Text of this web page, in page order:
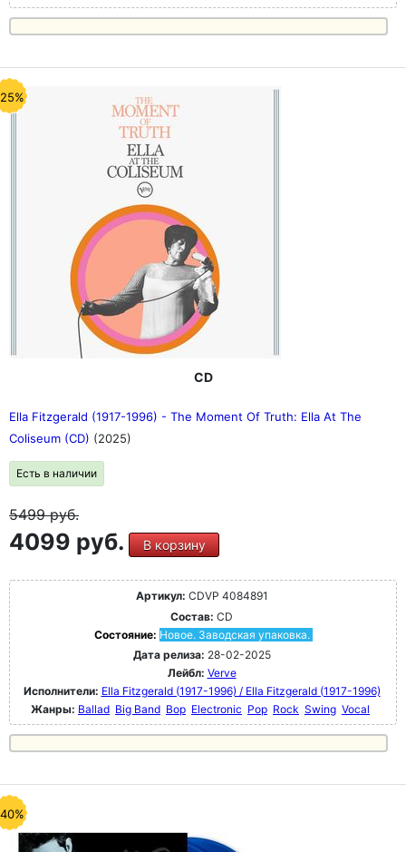
CD
Ella Fitzgerald (1917-1996) - The Moment Of Truth: Ella At The
Coliseum (CD) (2025)
Есть в наличии
5499руб.
4099 руб. В корзину
Артикул: CDVP 4084891
Состав: CD
Состояние: Новое. Заводская упаковка.
Дата релиза: 28-02-2025
Лейбл: Verve
Исполнители: Ella Fitzgerald (1917-1996) / Ella Fitzgerald (1917-1996)
Жанры: Ballad Big Band Bop Electronic Pop Rock Swing Vocal